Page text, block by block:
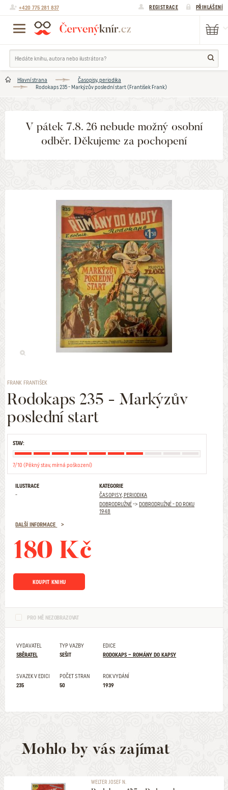
+420 775 281 837 REGISTRACE PŘIHLÁŠENÍ
Hlavní strana
Časopisy, periodika
Rodokaps 235 - Markýzův poslední start (František Frank)
V pátek 7.8. 26 nebude možný osobní
odběr. Děkujeme za pochopení
FRANK FRANTIŠEK
Rodokaps 235 - Markýzův
poslední start
STAV:
7/10 (Pěkný stav, mírná poškození)
ILUSTRACE
-
KATEGORIE
ČASOPISY, PERIODIKA
DOBRODRUŽNÉ->DOBRODRUŽNÉ - DO ROKU
1948
DALŠÍ INFORMACE
180 Kč
KOUPIT KNIHU
PRO MĚ NEZOBRAZOVAT
VYDAVATEL
SBĚRATEL
TYP VAZBY
SEŠIT
EDICE
RODOKAPS – ROMÁNY DO KAPSY
SVAZEK V EDICI
235
POČET STRAN
50
ROK VYDÁNÍ
1939
Mohlo by vás zajímat
WELTER JOSEF N.